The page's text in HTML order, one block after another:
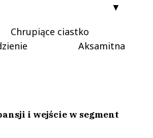
▼
ciastko
Aksamitna
i wejście w segment